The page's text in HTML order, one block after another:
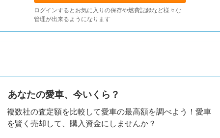
ログインするとお気に入りの保存や燃費記録など様々な
管理が出来るようになります
あなたの愛車、今いくら？
複数社の査定額を比較して愛車の最高額を調べよう！愛車
を賢く売却して、購入資金にしませんか？